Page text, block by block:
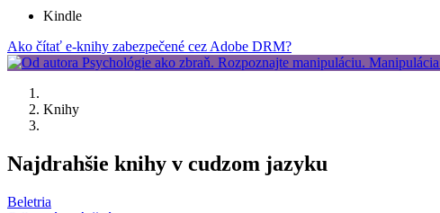
Kindle
Ako čítať e-knihy zabezpečené cez Adobe DRM?
Knihy
Najdrahšie knihy v cudzom jazyku
Beletria